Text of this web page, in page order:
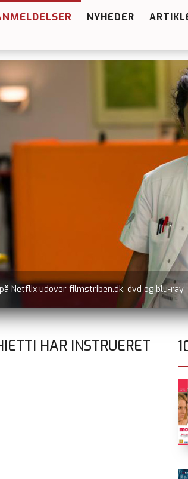
NYHEDER
Netflix udover filmstriben.dk, dvd og blu-ray
HAR INSTRUERET